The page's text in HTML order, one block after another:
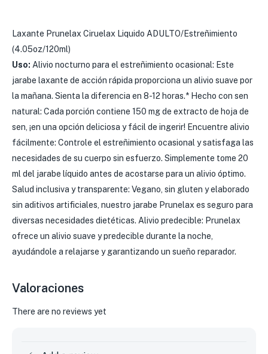
Laxante Prunelax Ciruelax Liquido ADULTO/Estreñimiento
(4.05oz/120ml)
Uso: Alivio nocturno para el estreñimiento ocasional: Este
jarabe laxante de acción rápida proporciona un alivio suave por
la mañana. Sienta la diferencia en 8-12 horas.* Hecho con sen
natural: Cada porción contiene 150 mg de extracto de hoja de
sen, ¡en una opción deliciosa y fácil de ingerir! Encuentre alivio
fácilmente: Controle el estreñimiento ocasional y satisfaga las
necesidades de su cuerpo sin esfuerzo. Simplemente tome 20
ml del jarabe líquido antes de acostarse para un alivio óptimo.
Salud inclusiva y transparente: Vegano, sin gluten y elaborado
sin aditivos artificiales, nuestro jarabe Prunelax es seguro para
diversas necesidades dietéticas. Alivio predecible: Prunelax
ofrece un alivio suave y predecible durante la noche,
ayudándole a relajarse y garantizando un sueño reparador.
Valoraciones
There are no reviews yet